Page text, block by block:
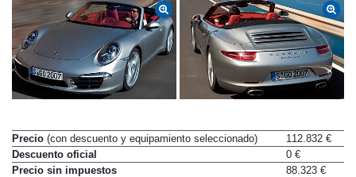
Precio (con descuento y equipamiento seleccionado)
112.832 €
Descuento oficial
0 €
Precio sin impuestos
88.323 €